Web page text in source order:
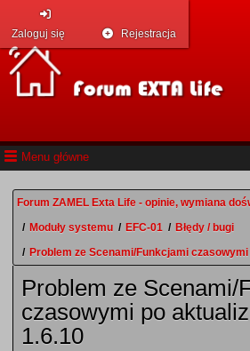
Menu główne
Zaloguj się Rejestracja
Forum ZAMEL Exta Life - opinie, wymiana
/ Moduły systemu / EFC-01 / Błędy / bugi
/ Problem ze Scenami/Funkcjami
Problem ze Scenami/
czasowymi po
1.6.10